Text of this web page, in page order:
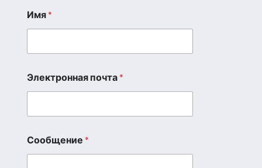
И
м
*
Имя*
Электронная почта*
Сообщение *